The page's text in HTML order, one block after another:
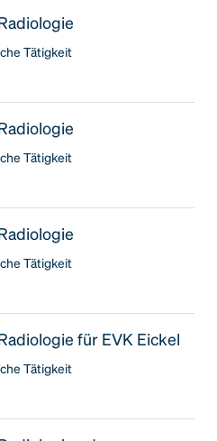
Tätigkeit
Tätigkeit
Tätigkeit
für EVK Eickel
Tätigkeit